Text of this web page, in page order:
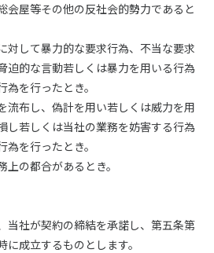
会屋等その他の反社会的勢力であると
して暴力的な要求行為、不当な要求
迫的な言動若しくは暴力を用いる行為
を行ったとき。
布し、偽計を用い若しくは威力を用
し若しくは当社の業務を妨害する行為
を行ったとき。
の都合があるとき。
社が契約の締結を承諾し、第五条第
成立するものとします。